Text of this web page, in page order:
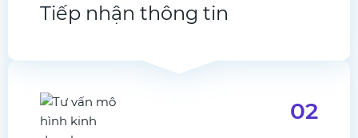
Tiếp nhận thông tin
02